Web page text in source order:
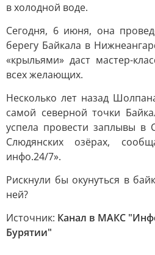
в холодной воде.
Сегодня, 6 июня, она
берегу Байкала в
«крыльями» даст мастер-
всех желающих.
Несколько лет назад
самой северной точки
успела провести заплывы в
Слюдянских озёрах,
инфо.24/7».
Рискнули бы окунуться в
ней?
Источник: Канал в МАКС
Бурятии"